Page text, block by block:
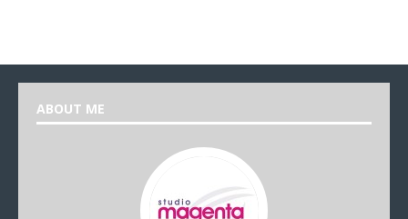
ABOUT ME